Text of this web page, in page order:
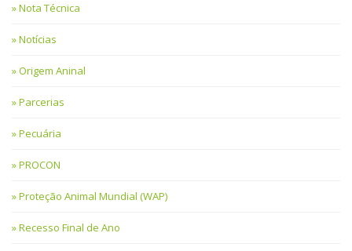
Nota Técnica
Notícias
Origem Aninal
Parcerias
Pecuária
PROCON
Proteção Animal Mundial (WAP)
Recesso Final de Ano